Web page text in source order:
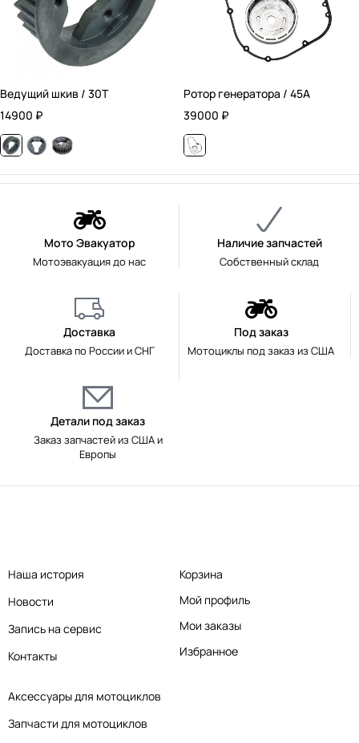
Ведущий шкив / 30T
14900 ₽
Ротор генератора / 45А
39000 ₽
Мото Эвакуатор
Мотоэвакуация до нас
Наличие запчастей
Собственный склад
Доставка
Доставка по России и СНГ
Под заказ
Мотоциклы под заказ из США
Детали под заказ
Заказ запчастей из США и
Европы
Аксессуары для мотоциклов
Запчасти для мотоциклов
Наша история
Новости
Запись на сервис
Контакты
Корзина
Мой профиль
Мои заказы
Избранное